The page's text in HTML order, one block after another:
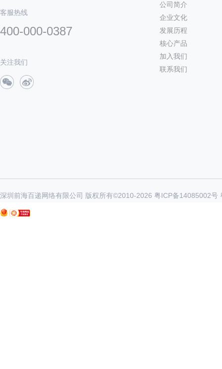
客服热线
400-000-0387
关注我们
公司简介
企业文化
发展历程
核心产品
加入我们
联系我们
深圳前海百递网络有限公司 版权所有©2010-2026 粤ICP备14085002号